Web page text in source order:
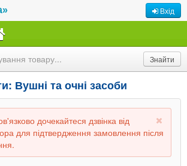
Вхід
Вушні та очні засоби
дочекайтеся дзвінка від
для підтвердження замовлення після